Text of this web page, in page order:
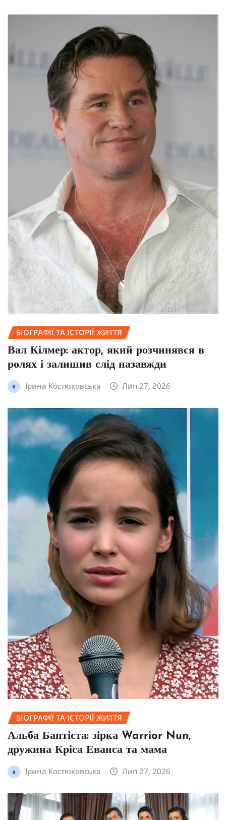
БІОГРАФІЇ ТА ІСТОРІЇ ЖИТТЯ
Вал Кілмер: актор, який розчинявся в
ролях і залишив слід назавжди
Ірина Костюковська Лип 27, 2026
БІОГРАФІЇ ТА ІСТОРІЇ ЖИТТЯ
Альба Баптіста: зірка Warrior Nun,
дружина Кріса Еванса та мама
Ірина Костюковська Лип 27, 2026